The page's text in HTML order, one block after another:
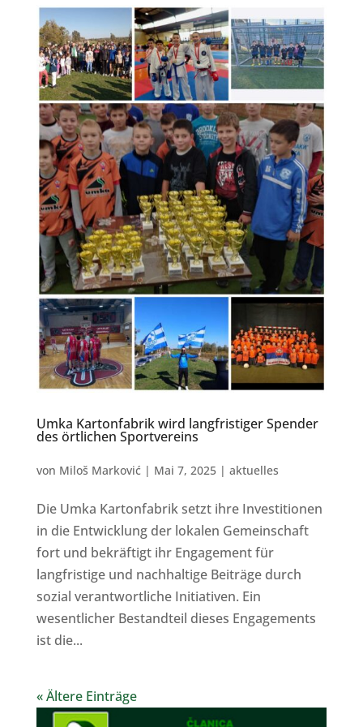
Umka Kartonfabrik wird langfristiger Spender
des örtlichen Sportvereins
von Miloš Marković| Mai 7, 2025| aktuelles
Die Umka Kartonfabrik setzt ihre Investitionen
in die Entwicklung der lokalen Gemeinschaft
fort und bekräftigt ihr Engagement für
langfristige und nachhaltige Beiträge durch
sozial verantwortliche Initiativen. Ein
wesentlicher Bestandteil dieses Engagements
ist die...
« Ältere Einträge